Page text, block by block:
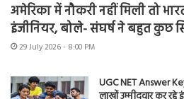
अमेरिका में नौकरी नहीं मिली तो
इंजीनियर, बोले- संघर्ष ने बहुत कुछ
29 July 2026 - 8:00 PM
UGC NET Answer